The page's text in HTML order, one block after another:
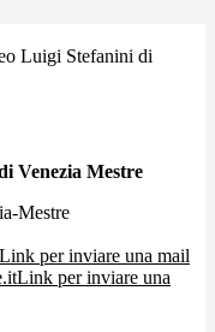
Luigi Stefanini di
Venezia Mestre
Mestre
Link per inviare una mail
Link per inviare una